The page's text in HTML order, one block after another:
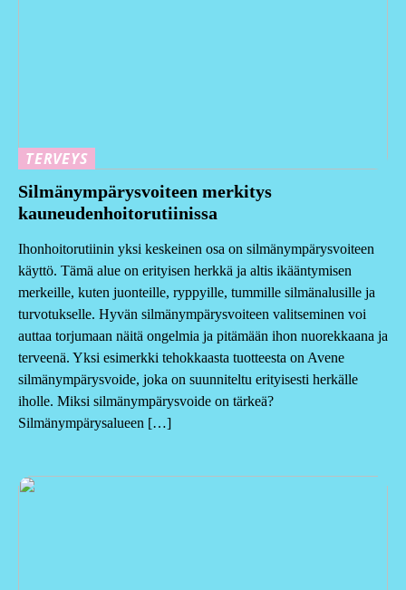
TERVEYS
Silmänympärysvoiteen merkitys
kauneudenhoitorutiinissa
Ihonhoitorutiinin yksi keskeinen osa on silmänympärysvoiteen
käyttö. Tämä alue on erityisen herkkä ja altis ikääntymisen
merkeille, kuten juonteille, ryppyille, tummille silmänalusille ja
turvotukselle. Hyvän silmänympärysvoiteen valitseminen voi
auttaa torjumaan näitä ongelmia ja pitämään ihon nuorekkaana ja
terveenä. Yksi esimerkki tehokkaasta tuotteesta on Avene
silmänympärysvoide, joka on suunniteltu erityisesti herkälle
iholle. Miksi silmänympärysvoide on tärkeä?
Silmänympärysalueen […]